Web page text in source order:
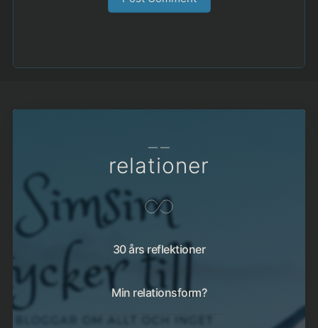
— —
relationer
30 års reflektioner
Min relationsform?